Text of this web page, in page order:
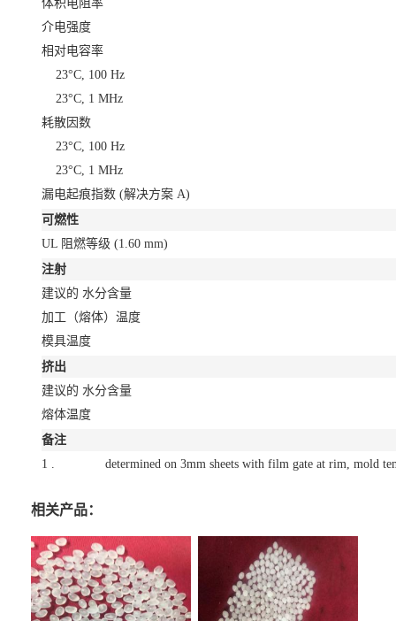
体积电阻率
介电强度
相对电容率
23°C, 100 Hz
23°C, 1 MHz
耗散因数
23°C, 100 Hz
23°C, 1 MHz
漏电起痕指数 (解决方案 A)
可燃性
UL 阻燃等级 (1.60 mm)
注射
建议的 水分含量
加工（熔体）温度
模具温度
挤出
建议的 水分含量
熔体温度
备注
1 .
determined on 3mm sheets with film gate at rim, mold
相关产品：